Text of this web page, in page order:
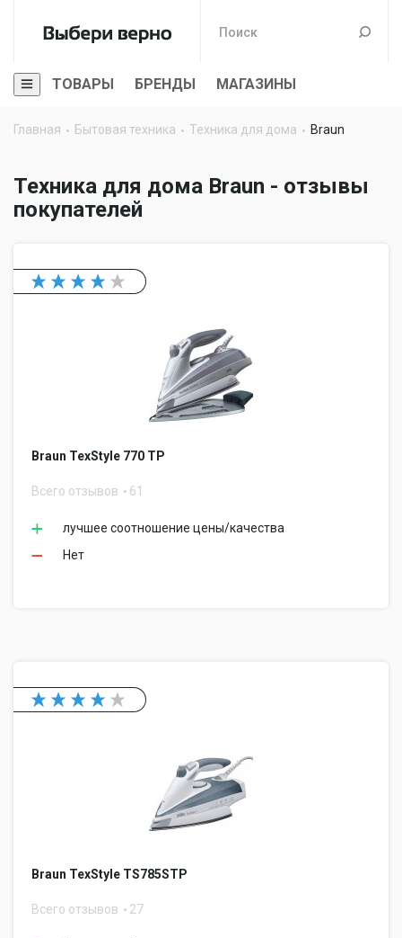
ТОВАРЫ БРЕНДЫ МАГАЗИНЫ
Главная Бытовая техника Техника для дома Braun
Техника для дома Braun - отзывы
покупателей
Braun TexStyle 770 TP
Всего отзывов 61
лучшее соотношение цены/качества
Нет
Braun TexStyle TS785STP
Всего отзывов 27